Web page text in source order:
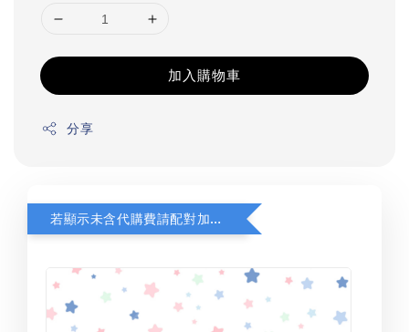
加入購物車
分享
若顯示未含代購費請配對加購(未加購視同無效訂單)